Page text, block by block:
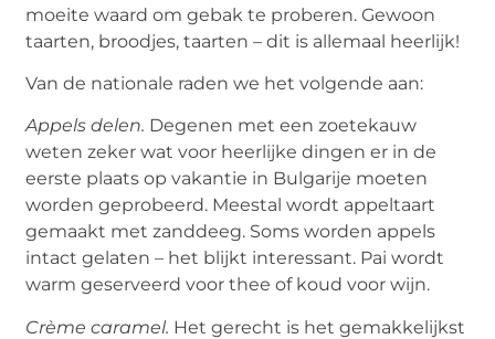
moeite waard om gebak te proberen. Gewoon
taarten, broodjes, taarten – dit is allemaal heerlijk!
Van de nationale raden we het volgende aan:
Appels delen. Degenen met een zoetekauw
weten zeker wat voor heerlijke dingen er in de
eerste plaats op vakantie in Bulgarije moeten
worden geprobeerd. Meestal wordt appeltaart
gemaakt met zanddeeg. Soms worden appels
intact gelaten – het blijkt interessant. Pai wordt
warm geserveerd voor thee of koud voor wijn.
Crème caramel. Het gerecht is het gemakkelijkst